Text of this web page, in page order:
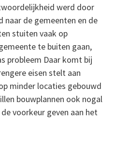
werd door
naar de gemeenten en de
stuiten vaak op
te buiten gaan,
probleem Daar komt bij
eisen stelt aan
minder locaties gebouwd
bouwplannen ook nogal
voorkeur geven aan het